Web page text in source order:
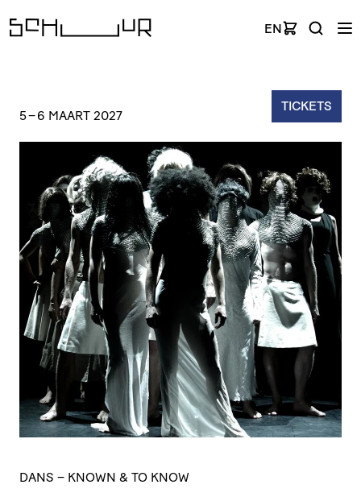
EN
TICKETS
5–6 MAART 2027
DANS – KNOWN & TO KNOW